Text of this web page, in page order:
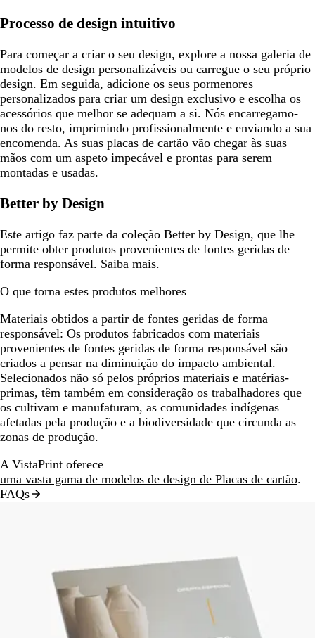
Processo de design intuitivo
Para começar a criar o seu design, explore a nossa galeria de
modelos de design personalizáveis ​​ou carregue o seu próprio
design. Em seguida, adicione os seus pormenores
personalizados para criar um design exclusivo e escolha os
acessórios que melhor se adequam a si. Nós encarregamo-
nos do resto, imprimindo profissionalmente e enviando a sua
encomenda. As suas placas de cartão vão chegar às suas
mãos com um aspeto impecável e prontas para serem
montadas e usadas.
Better by Design
Este artigo faz parte da coleção Better by Design, que lhe
permite obter produtos provenientes de fontes geridas de
forma responsável. Saiba mais.
O que torna estes produtos melhores
Materiais obtidos a partir de fontes geridas de forma
responsável: Os produtos fabricados com materiais
provenientes de fontes geridas de forma responsável são
criados a pensar na diminuição do impacto ambiental.
Selecionados não só pelos próprios materiais e matérias-
primas, têm também em consideração os trabalhadores que
os cultivam e manufaturam, as comunidades indígenas
afetadas pela produção e a biodiversidade que circunda as
zonas de produção.
A VistaPrint oferece
uma vasta gama de modelos de design de Placas de cartão.
FAQs